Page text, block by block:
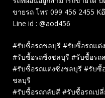
ขายรถ โทร 099 456 2455 K
Line id : @aod456
#รับซื้อรถชลบุรี #รับซื้อรถแต่
#รับซื้อรถซิ่งชลบุรี #รับซื้อรถ
#รับซื้อรถแต่งซิ่งชลบุรี #รับซื้
ชลบุรี
#รับซื้อรถกลับสี #รับซื้อรถเป